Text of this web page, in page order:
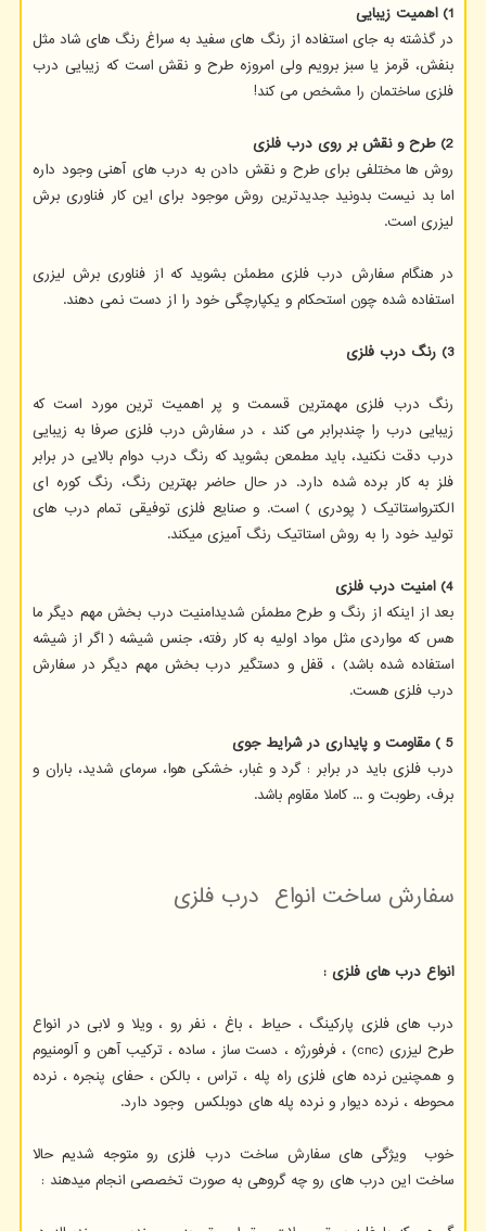
1) اهمیت زیبایی
در گذشته به جای استفاده از رنگ های سفید به سراغ رنگ های شاد مثل
بنفش، قرمز یا سبز برویم ولی امروزه طرح و نقش است که زیبایی درب
فلزی ساختمان را مشخص می کند!
2) طرح و نقش بر روی درب فلزی
روش ها مختلفی برای طرح و نقش دادن به درب های آهنی وجود داره
اما بد نیست بدونید جدیدترین روش موجود برای این کار فناوری برش
لیزری است.
در هنگام سفارش درب فلزی مطمئن بشوید که از فناوری برش لیزری
استفاده شده چون استحکام و یکپارچگی خود را از دست نمی دهند.
3) رنگ درب فلزی
رنگ درب فلزی مهمترین قسمت و پر اهمیت ترین مورد است که
زیبایی درب را چندبرابر می کند ، در سفارش درب فلزی صرفا به زیبایی
درب دقت نکنید، باید مطمعن بشوید که رنگ درب دوام بالایی در برابر
فلز به کار برده شده دارد. در حال حاضر بهترین رنگ، رنگ کوره ای
الکترواستاتیک ( پودری ) است. و صنایع فلزی توفیقی تمام درب های
تولید خود را به روش استاتیک رنگ آمیزی میکند.
4) امنیت درب فلزی
بعد از اینکه از رنگ و طرح مطمئن شدیدامنیت درب بخش مهم دیگر ما
هس که مواردی مثل مواد اولیه به کار رفته، جنس شیشه ( اگر از شیشه
استفاده شده باشد) ، قفل و دستگیر درب بخش مهم دیگر در سفارش
درب فلزی هست.
5 ) مقاومت و پایداری در شرایط جوی
درب فلزی باید در برابر : گرد و غبار، خشکی هوا، سرمای شدید، باران و
برف، رطوبت و ... کاملا مقاوم باشد.
سفارش ساخت انواع درب فلزی
انواع درب های فلزی :
درب های فلزی پارکینگ ، حیاط ، باغ ، نفر رو ، ویلا و لابی در انواع
طرح لیزری (cnc) ، فرفورژه ، دست ساز ، ساده ، ترکیب آهن و آلومنیوم
و همچنین نرده های فلزی راه پله ، تراس ، بالکن ، حفای پنجره ، نرده
محوطه ، نرده دیوار و نرده پله های دوبلکس وجود دارد.
خوب ویژگی های سفارش ساخت درب فلزی رو متوجه شدیم حالا
ساخت این درب های رو چه گروهی به صورت تخصصی انجام میدهند :